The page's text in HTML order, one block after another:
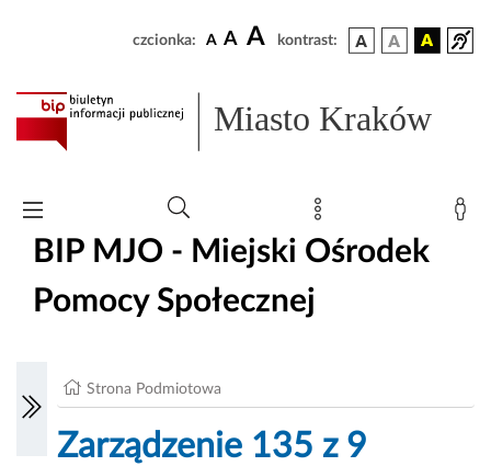
czcionka: A A A kontrast:
Miasto Kraków
BIP MJO - Miejski Ośrodek
Pomocy Społecznej
Strona Podmiotowa
Zarządzenie 135 z 9